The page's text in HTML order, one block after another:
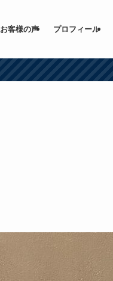
お客様の声 プロフィール